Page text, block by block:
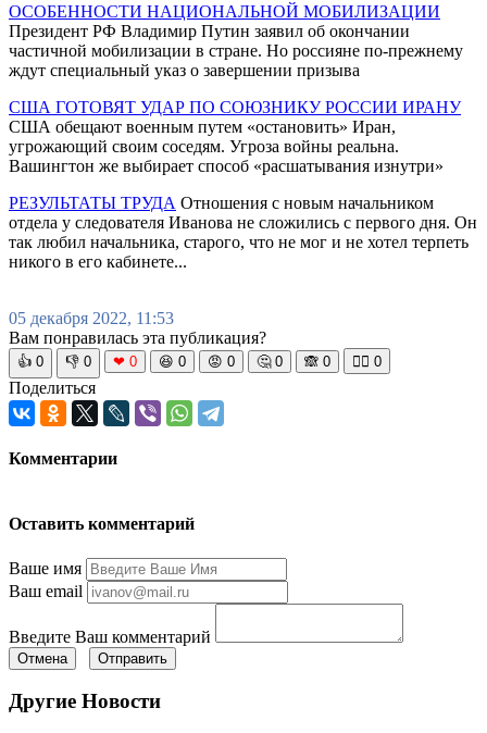
ОСОБЕННОСТИ НАЦИОНАЛЬНОЙ МОБИЛИЗАЦИИ
Президент РФ Владимир Путин заявил об окончании
частичной мобилизации в стране. Но россияне по-прежнему
ждут специальный указ о завершении призыва
США ГОТОВЯТ УДАР ПО СОЮЗНИКУ РОССИИ ИРАНУ
США обещают военным путем «остановить» Иран,
угрожающий своим соседям. Угроза войны реальна.
Вашингтон же выбирает способ «расшатывания изнутри»
РЕЗУЛЬТАТЫ ТРУДА Отношения с новым начальником
отдела у следователя Иванова не сложились с первого дня. Он
так любил начальника, старого, что не мог и не хотел терпеть
никого в его кабинете...
05 декабря 2022, 11:53
Вам понравилась эта публикация?
👍 0 👎 0 ❤ 0 😆 0 😡 0 🤔 0 🙈 0 🧘‍♀️ 0
Поделиться
Комментарии
Оставить комментарий
Ваше имя
Ваш email
Введите Ваш комментарий
Отмена Отправить
Другие Новости